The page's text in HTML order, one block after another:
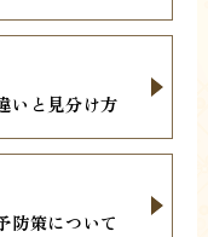
いと見分け方
防策について